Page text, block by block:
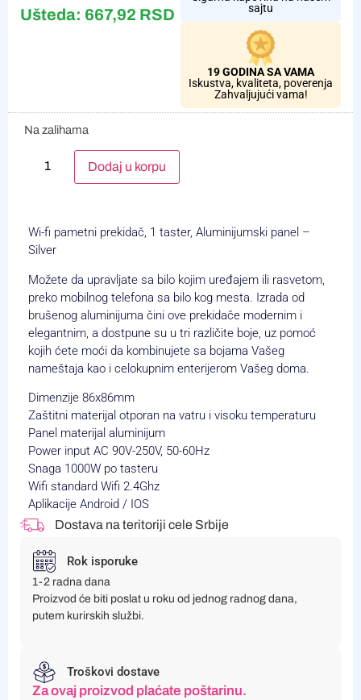
Ušteda: 667,92 RSD
sajtu
19 GODINA SA VAMA
Iskustva, kvaliteta, poverenja
Zahvaljujući vama!
Na zalihama
Dodaj u korpu
Wi-fi pametni prekidač, 1 taster, Aluminijumski panel –
Silver
Možete da upravljate sa bilo kojim uređajem ili rasvetom,
preko mobilnog telefona sa bilo kog mesta. Izrada od
brušenog aluminijuma čini ove prekidače modernim i
elegantnim, a dostpune su u tri različite boje, uz pomoć
kojih ćete moći da kombinujete sa bojama Vašeg
nameštaja kao i celokupnim enterijerom Vašeg doma.
Dimenzije 86x86mm
Zaštitni materijal otporan na vatru i visoku temperaturu
Panel materijal aluminijum
Power input AC 90V-250V, 50-60Hz
Snaga 1000W po tasteru
Wifi standard Wifi 2.4Ghz
Aplikacije Android / IOS
Dostava na teritoriji cele Srbije
Rok isporuke
1-2 radna dana
Proizvod će biti poslat u roku od jednog radnog dana,
putem kurirskih službi.
Troškovi dostave
Za ovaj proizvod plaćate poštarinu.